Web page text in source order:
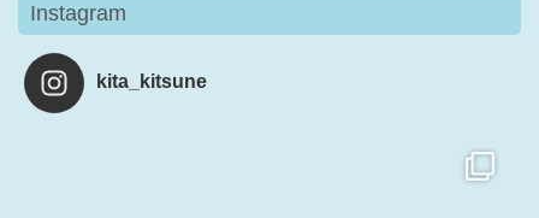
Instagram
kita_kitsune